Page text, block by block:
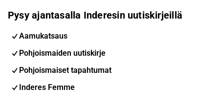
Pysy ajantasalla Inderesin uutiskirjeillä
Aamukatsaus
Pohjoismaiden uutiskirje
Pohjoismaiset tapahtumat
Inderes Femme